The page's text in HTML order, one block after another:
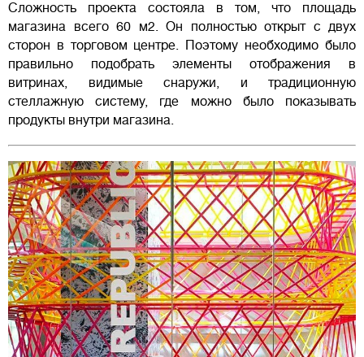
Сложность проекта состояла в том, что площадь
магазина всего 60 м2. Он полностью открыт с двух
сторон в торговом центре. Поэтому необходимо было
правильно подобрать элементы отображения в
витринах, видимые снаружи, и традиционную
стеллажную систему, где можно было показывать
продукты внутри магазина.